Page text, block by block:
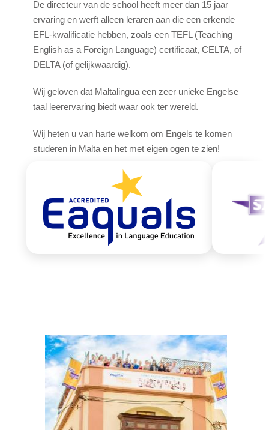
Cavalieri 4*
Argento 4*
Plaza 3*
Prijzen & Data
Malta
Geschiedenis
Video
Contact
Fotos
Quote
De directeur van de school heeft meer dan 15 jaar
ervaring en werft alleen leraren aan die een erkende
EFL-kwalificatie hebben, zoals een TEFL (Teaching
English as a Foreign Language) certificaat, CELTA, of
DELTA (of gelijkwaardig).
Wij geloven dat Maltalingua een zeer unieke Engelse
taal leerervaring biedt waar ook ter wereld.
Wij heten u van harte welkom om Engels te komen
studeren in Malta en het met eigen ogen te zien!